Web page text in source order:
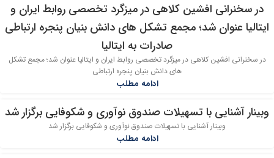
01
مرداد
در سخنرانی افشین کلاهی در میزگرد تخصصی روابط ایران و
ایتالیا عنوان شد؛ مجمع تشکل های دانش بنیان پنجره ارتباطی
صادرات به ایتالیا
در سخنرانی افشین کلاهی در میزگرد تخصصی روابط ایران و ایتالیا عنوان شد؛ مجمع تشکل
های دانش بنیان پنجره ارتباطی
ادامه مطلب
30
وبینار آشنایی با تسهیلات صندوق نوآوری و شکوفایی برگزار شد
وبینار آشنایی با تسهیلات صندوق نوآوری و شکوفایی برگزار شد
ادامه مطلب